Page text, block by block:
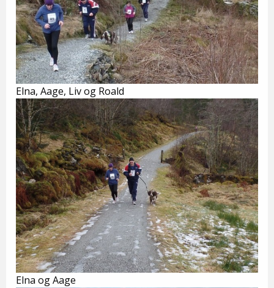
Elna, Aage, Liv og Roald
Elna og Aage